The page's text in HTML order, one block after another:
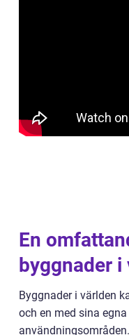
En
byggnader i
Byggnader i världen
och en med sina